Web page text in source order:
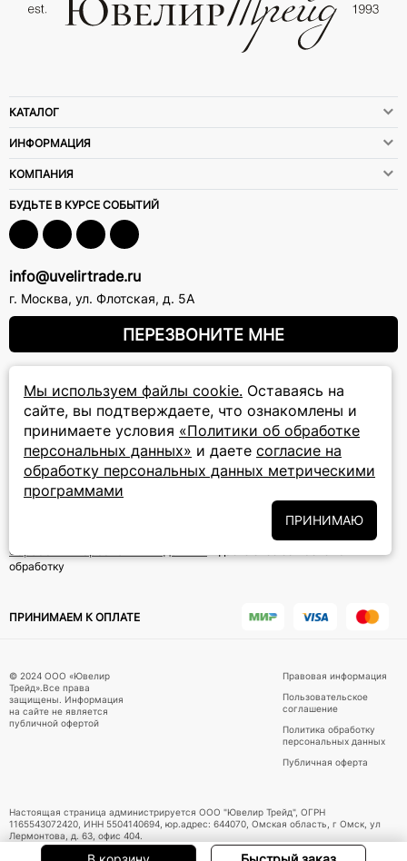
Мы используем файлы cookie. Оставаясь на
сайте, вы подтверждаете, что ознакомлены и
принимаете условия «Политики об обработке
персональных данных» и даете согласие на
обработку персональных данных метрическими
программами
ПРИНИМАЮ
КАТАЛОГ
ИНФОРМАЦИЯ
КОМПАНИЯ
БУДЬТЕ В КУРСЕ СОБЫТИЙ
info@uvelirtrade.ru
г. Москва, ул. Флотская, д. 5А
ПЕРЕЗВОНИТЕ МНЕ
8 (800) 777-72-69
прием звонков: круглосуточно
ПОДПИСКА НА РАССЫЛКУ
Подписываясь на рассылку, вы соглашаетесь с условиями
Политики
обработки персональных данных
обработку
ПРИНИМАЕМ К ОПЛАТЕ
© 2024 ООО «Ювелир
Трейд».Все права
защищены. Информация
на сайте не является
публичной офертой
Правовая информация
Пользовательское
соглашение
Политика обработку
персональных данных
Публичная оферта
Настоящая страница администрируется ООО "Ювелир Трейд", ОГРН
1165543072420, ИНН 5504140694, юр.адрес: 644070, Омская область, г Омск, ул
Лермонтова, д. 63, офис 404.